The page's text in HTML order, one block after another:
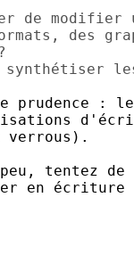
modifier
des
prudence :
verrous).
tentez
en écriture